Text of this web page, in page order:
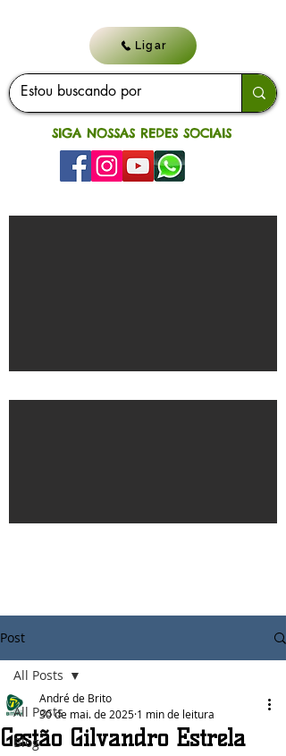
Ligar
SIGA NOSSAS REDES SOCIAIS
Post
All Posts
Blog
All Posts
Gestão Gilvandro Estrela
André de Brito
30 de mai. de 2025 1 min de leitura